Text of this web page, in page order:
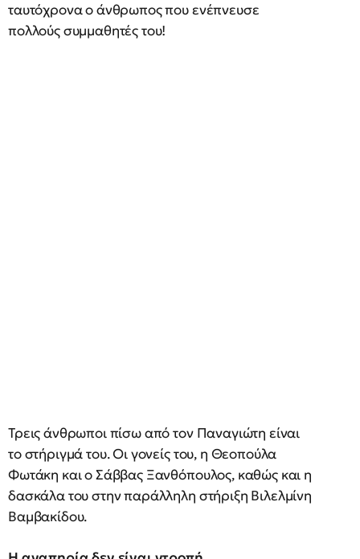
ταυτόχρονα ο άνθρωπος που ενέπνευσε
πολλούς συμμαθητές του!
Τρεις άνθρωποι πίσω από τον Παναγιώτη είναι
το στήριγμά του. Οι γονείς του, η Θεοπούλα
Φωτάκη και ο Σάββας Ξανθόπουλος, καθώς και η
δασκάλα του στην παράλληλη στήριξη Βιλελμίνη
Βαμβακίδου.